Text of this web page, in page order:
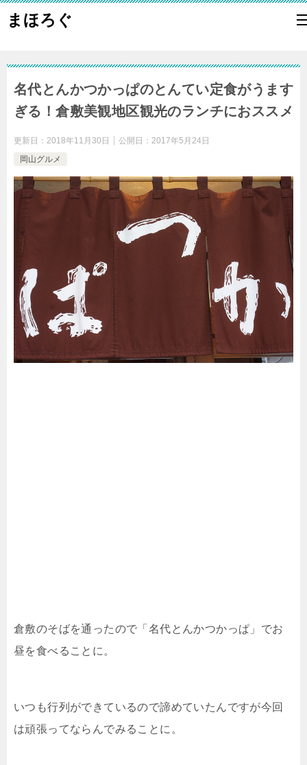
まほろぐ
名代とんかつかっぱのとんてい定食がうます
ぎる！倉敷美観地区観光のランチにおススメ
更新日： 2018年11月30日 公開日： 2017年5月24日
岡山グルメ
倉敷のそばを通ったので「名代とんかつかっぱ」でお
昼を食べることに。
いつも行列ができているので諦めていたんですが今回
は頑張ってならんでみることに。